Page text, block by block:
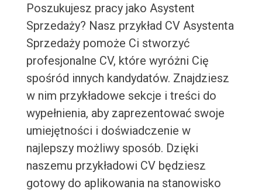
Poszukujesz pracy jako Asystent
Sprzedaży? Nasz przykład CV Asystenta
Sprzedaży pomoże Ci stworzyć
profesjonalne CV, które wyróżni Cię
spośród innych kandydatów. Znajdziesz
w nim przykładowe sekcje i treści do
wypełnienia, aby zaprezentować swoje
umiejętności i doświadczenie w
najlepszy możliwy sposób. Dzięki
naszemu przykładowi CV będziesz
gotowy do aplikowania na stanowisko